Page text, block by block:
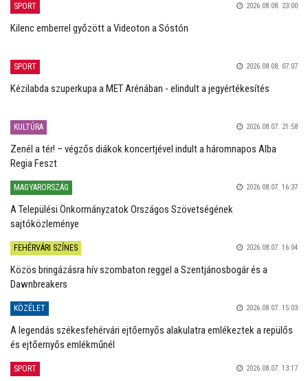
SPORT 2026.08.08. 23:00
Kilenc emberrel győzött a Videoton a Sóstón
SPORT 2026.08.08. 07:07
Kézilabda szuperkupa a MET Arénában - elindult a jegyértékesítés
KULTÚRA 2026.08.07. 21:58
Zenél a tér! – végzős diákok koncertjével indult a háromnapos Alba
Regia Feszt
MAGYARORSZÁG 2026.08.07. 16:37
A Települési Önkormányzatok Országos Szövetségének
sajtóközleménye
FEHÉRVÁRI SZÍNES 2026.08.07. 16:04
Közös bringázásra hív szombaton reggel a Szentjánosbogár és a
Dawnbreakers
KÖZÉLET 2026.08.07. 15:03
A legendás székesfehérvári ejtőernyős alakulatra emlékeztek a repülős
és ejtőernyős emlékműnél
SPORT 2026.08.07. 13:17